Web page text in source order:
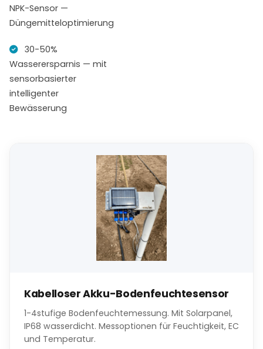
NPK-Sensor —
Düngemitteloptimierung
30-50%
Wasserersparnis — mit
sensorbasierter
intelligenter
Bewässerung
Kabelloser Akku-Bodenfeuchtesensor
1-4stufige Bodenfeuchtemessung. Mit Solarpanel,
IP68 wasserdicht. Messoptionen für Feuchtigkeit, EC
und Temperatur.